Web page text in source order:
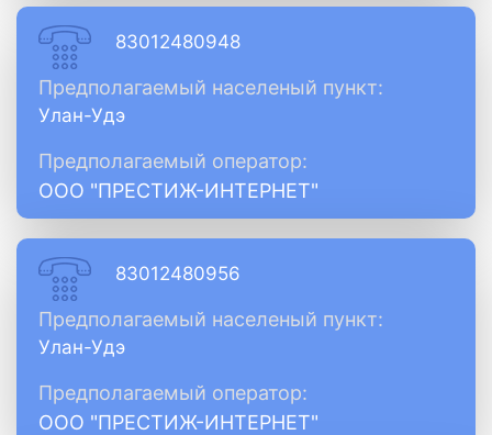
83012480948
Предполагаемый населеный пункт:
Улан-Удэ
Предполагаемый оператор:
ООО "ПРЕСТИЖ-ИНТЕРНЕТ"
83012480956
Предполагаемый населеный пункт:
Улан-Удэ
Предполагаемый оператор:
ООО "ПРЕСТИЖ-ИНТЕРНЕТ"